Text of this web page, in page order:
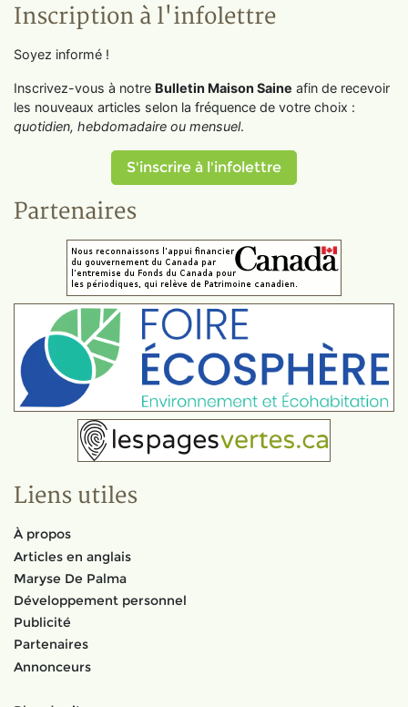
Inscription à l'infolettre
Soyez informé !
Inscrivez-vous à notre Bulletin Maison Saine afin de recevoir
les nouveaux articles selon la fréquence de votre choix :
quotidien, hebdomadaire ou mensuel.
S'inscrire à l'infolettre
Partenaires
Liens utiles
À propos
Articles en anglais
Maryse De Palma
Développement personnel
Publicité
Partenaires
Annonceurs